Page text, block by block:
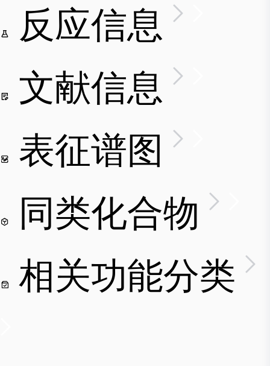
反应信息
文献信息
表征谱图
同类化合物
相关功能分类